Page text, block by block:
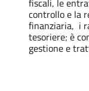
fiscali, le
controllo e la
finanziaria, i
tesoriere; è
gestione e